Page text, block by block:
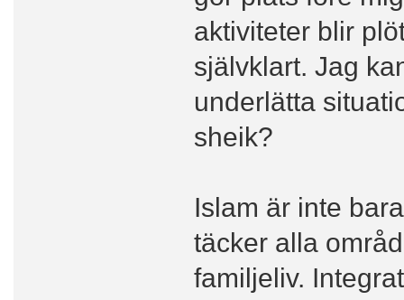
aktiviteter blir
självklart. Jag
underlätta
sheik?
Islam är inte
täcker alla
familjeliv.